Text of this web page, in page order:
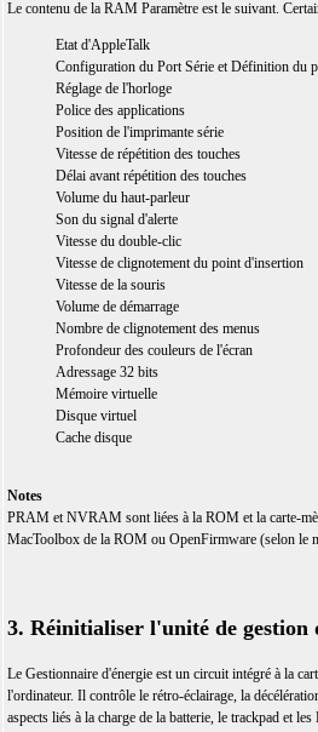
Le contenu de la RAM Paramètre est le suivant.
Etat d'AppleTalk
Configuration du Port Série et Définition du
Réglage de l'horloge
Police des applications
Position de l'imprimante série
Vitesse de répétition des touches
Délai avant répétition des touches
Volume du haut-parleur
Son du signal d'alerte
Vitesse du double-clic
Vitesse de clignotement du point d'insertion
Vitesse de la souris
Volume de démarrage
Nombre de clignotement des menus
Profondeur des couleurs de l'écran
Adressage 32 bits
Mémoire virtuelle
Disque virtuel
Cache disque
Notes
PRAM et NVRAM sont liées à la ROM et la carte-
MacToolbox de la ROM ou OpenFirmware (selon le
3. Réinitialiser l'unité de gestion
Le Gestionnaire d'énergie est un circuit intégré à la
l'ordinateur. Il contrôle le rétro-éclairage, la
aspects liés à la charge de la batterie, le trackpad et